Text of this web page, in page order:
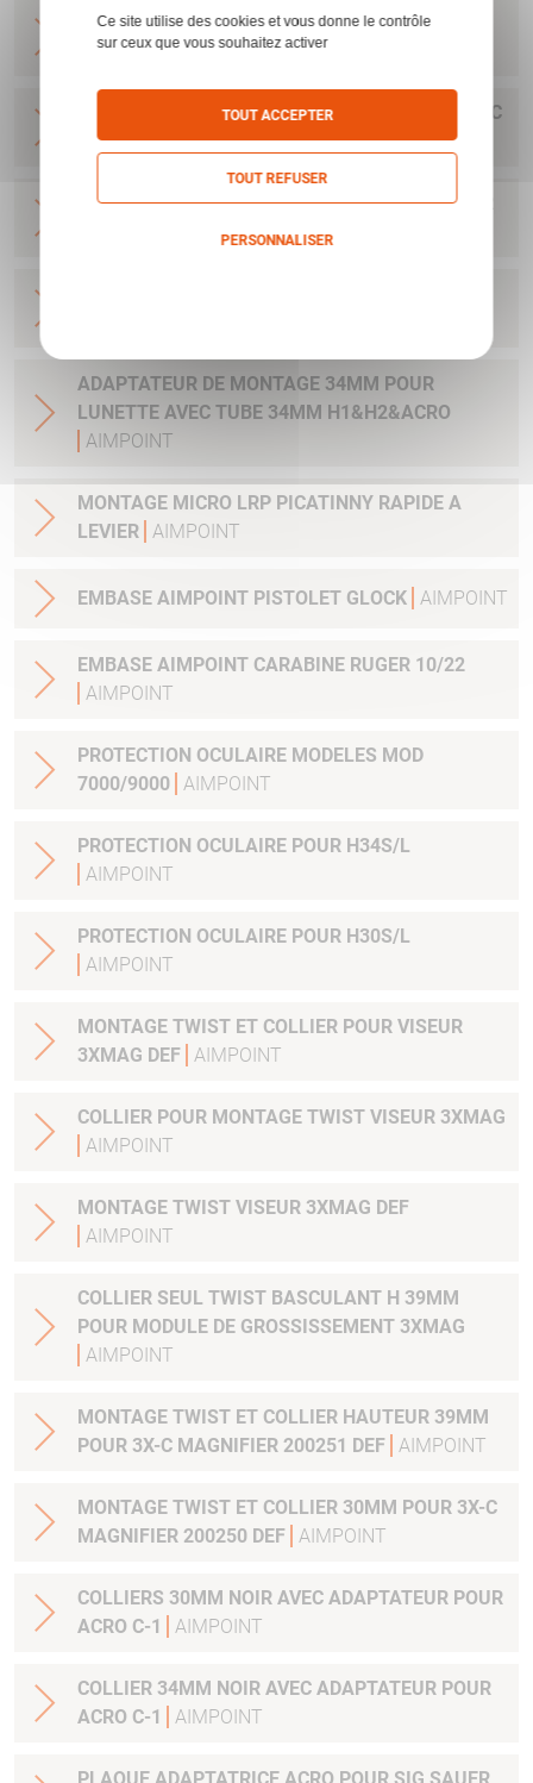
BASE MICRO POUR RAIL 11 MM AVEC CLEF ET
VIS H1&H2&ACRO AIMPOINT
BASE POUR H1&H2&ACRO&MICRO SAFARI AVEC
CLEF ET VIS AIMPOINT
BASE MICRO DRILLING AVEC CLEF ET VIS POUR
AIMPOINT
ADAPTATEUR DE MONTAGE 34MM POUR
LUNETTE AVEC TUBE 34MM H1&H2&ACRO
AIMPOINT
MONTAGE MICRO LRP PICATINNY RAPIDE A
LEVIER AIMPOINT
EMBASE AIMPOINT PISTOLET GLOCK AIMPOINT
EMBASE AIMPOINT CARABINE RUGER 10/22
AIMPOINT
PROTECTION OCULAIRE MODELES MOD
7000/9000 AIMPOINT
PROTECTION OCULAIRE POUR H34S/L
AIMPOINT
PROTECTION OCULAIRE POUR H30S/L
AIMPOINT
MONTAGE TWIST ET COLLIER POUR VISEUR
3XMAG DEF AIMPOINT
COLLIER POUR MONTAGE TWIST VISEUR 3XMAG
AIMPOINT
MONTAGE TWIST VISEUR 3XMAG DEF
AIMPOINT
COLLIER SEUL TWIST BASCULANT H 39MM
POUR MODULE DE GROSSISSEMENT 3XMAG
AIMPOINT
MONTAGE TWIST ET COLLIER HAUTEUR 39MM
POUR 3X-C MAGNIFIER 200251 DEF AIMPOINT
MONTAGE TWIST ET COLLIER 30MM POUR 3X-C
MAGNIFIER 200250 DEF AIMPOINT
COLLIERS 30MM NOIR AVEC ADAPTATEUR POUR
ACRO C-1
AIMPOINT
COLLIER 34MM NOIR AVEC ADAPTATEUR POUR
ACRO C-1
AIMPOINT
Ce site utilise des cookies et vous donne le contrôle
sur ceux que vous souhaitez activer
TOUT ACCEPTER
TOUT REFUSER
PERSONNALISER